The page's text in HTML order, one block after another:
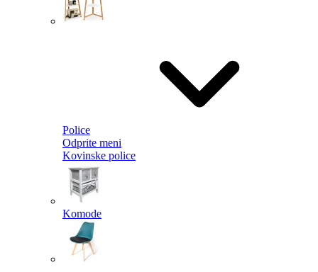
Police
Odprite meni
Kovinske police
Komode